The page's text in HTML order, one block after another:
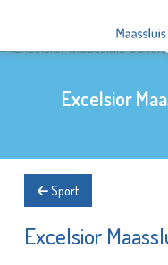
Excelsior
Sport
Excelsior